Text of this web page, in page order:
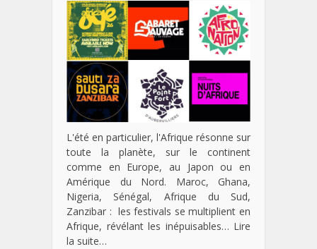
L'été en particulier, l'Afrique résonne sur
toute la planète, sur le continent
comme en Europe, au Japon ou en
Amérique du Nord. Maroc, Ghana,
Nigeria, Sénégal, Afrique du Sud,
Zanzibar : les festivals se multiplient en
Afrique, révélant les inépuisables… Lire
la suite…